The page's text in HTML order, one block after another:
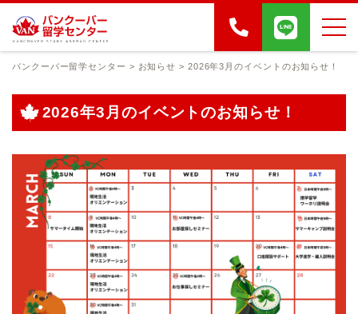
バンクーバー留学センター > お知らせ > 2026年3月のイベントのお知らせ！
2026年3月のイベントのお知らせ！